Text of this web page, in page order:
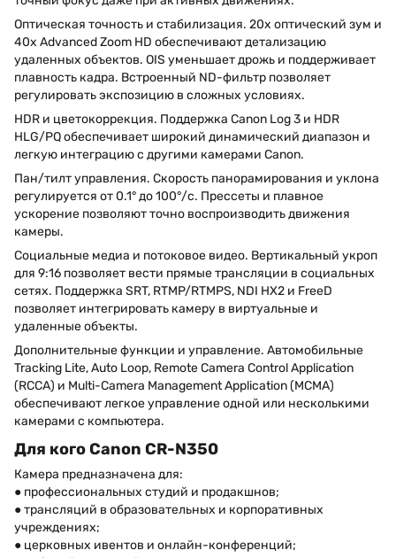
Оптическая точность и стабилизация. 20x оптический зум и
40x Advanced Zoom HD обеспечивают детализацию
удаленных объектов. OIS уменьшает дрожь и поддерживает
плавность кадра. Встроенный ND-фильтр позволяет
регулировать экспозицию в сложных условиях.
HDR и цветокоррекция. Поддержка Canon Log 3 и HDR
HLG/PQ обеспечивает широкий динамический диапазон и
легкую интеграцию с другими камерами Canon.
Пан/тилт управления. Скорость панорамирования и уклона
регулируется от 0.1° до 100°/с. Прессеты и плавное
ускорение позволяют точно воспроизводить движения
камеры.
Социальные медиа и потоковое видео. Вертикальный укроп
для 9:16 позволяет вести прямые трансляции в социальных
сетях. Поддержка SRT, RTMP/RTMPS, NDI HX2 и FreeD
позволяет интегрировать камеру в виртуальные и
удаленные объекты.
Дополнительные функции и управление. Автомобильные
Tracking Lite, Auto Loop, Remote Camera Control Application
(RCCA) и Multi-Camera Management Application (MCMA)
обеспечивают легкое управление одной или несколькими
камерами с компьютера.
Для кого Canon CR-N350
Камера предназначена для:
● профессиональных студий и продакшнов;
● трансляций в образовательных и корпоративных
учреждениях;
● церковных ивентов и онлайн-конференций;